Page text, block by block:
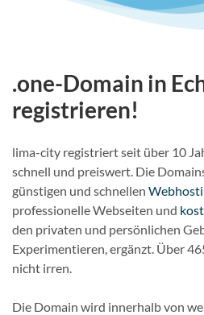
.one-Domain in
registrieren!
lima-city registriert seit über 10
schnell und preiswert. Die
günstigen und schnellen
professionelle Webseiten und
den privaten und persönlichen
Experimentieren, ergänzt. Über
nicht irren.
Die Domain wird innerhalb von